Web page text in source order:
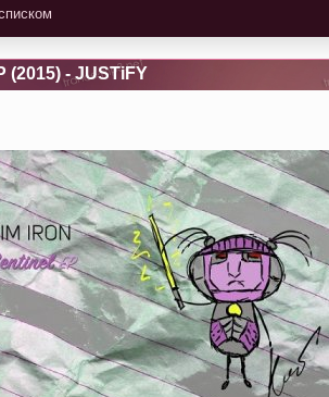
(2015) - JUSTiFY